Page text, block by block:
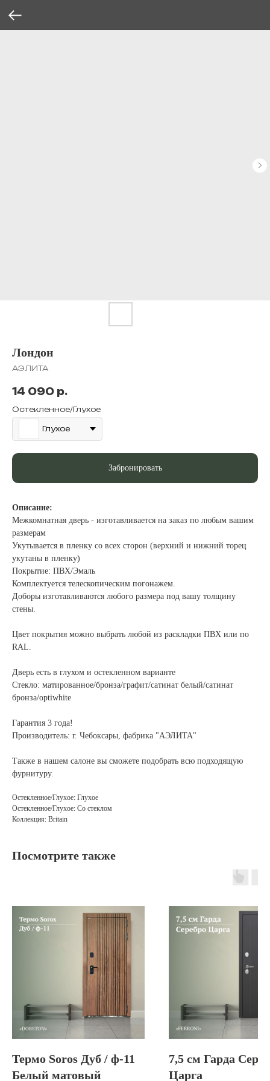
Лондон
АЭЛИТА
14 090 р.
Остекленное/Глухое
Глухое
Забронировать
Описание:
Межкомнатная дверь - изготавливается на заказ по любым вашим
размерам
Укутывается в пленку со всех сторон (верхний и нижний торец
укутаны в пленку)
Покрытие: ПВХ/Эмаль
Комплектуется телескопическим погонажем.
Доборы изготавливаются любого размера под вашу толщину
стены.
Цвет покрытия можно выбрать любой из раскладки ПВХ или по
RAL.
Дверь есть в глухом и остекленном варианте
Стекло: матированное/бронза/графит/сатинат белый/сатинат
бронза/optiwhite
Гарантия 3 года!
Производитель: г. Чебоксары, фабрика "АЭЛИТА"
Также в нашем салоне вы сможете подобрать всю подходящую
фурнитуру.
Остекленное/Глухое: Глухое
Остекленное/Глухое: Со стеклом
Коллекция: Britain
Посмотрите также
Термо Soros Дуб / ф-11
Белый матовый
7,5 см Гарда
Царга